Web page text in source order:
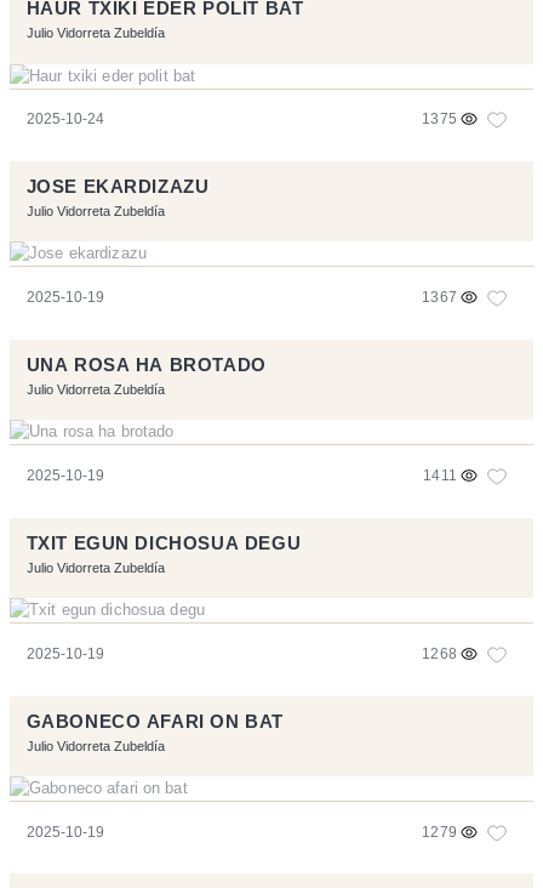
HAUR TXIKI EDER POLIT BAT
Julio Vidorreta Zubeldía
2025-10-24 1375
JOSE EKARDIZAZU
Julio Vidorreta Zubeldía
2025-10-19 1367
UNA ROSA HA BROTADO
Julio Vidorreta Zubeldía
2025-10-19 1411
TXIT EGUN DICHOSUA DEGU
Julio Vidorreta Zubeldía
2025-10-19 1268
GABONECO AFARI ON BAT
Julio Vidorreta Zubeldía
2025-10-19 1279